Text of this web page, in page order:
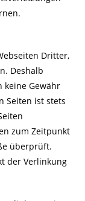
Dritter,
Deshalb
keine Gewähr
Seiten ist stets
zum Zeitpunkt
überprüft.
der Verlinkung